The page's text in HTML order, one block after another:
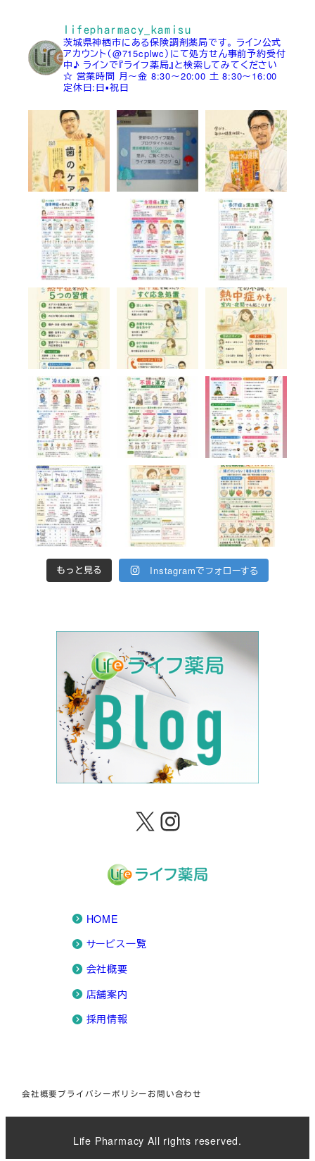
lifepharmacy_kamisu
茨城県神栖市にある保険調剤薬局です。 ライン公式
アカウント（@715cplwc）にて処方せん事前予約受付
中♪ ラインで『ライフ薬局』と検索してみてください
☆ 営業時間 月～金 8:30～20:00 土 8:30～16:00
定休日:日▪祝日
もっと見る Instagramでフォローする
X Instagram
HOME
サービス一覧
会社概要
店舗案内
採用情報
会社概要 プライバシーポリシー お問い合わせ
Life Pharmacy All rights reserved.